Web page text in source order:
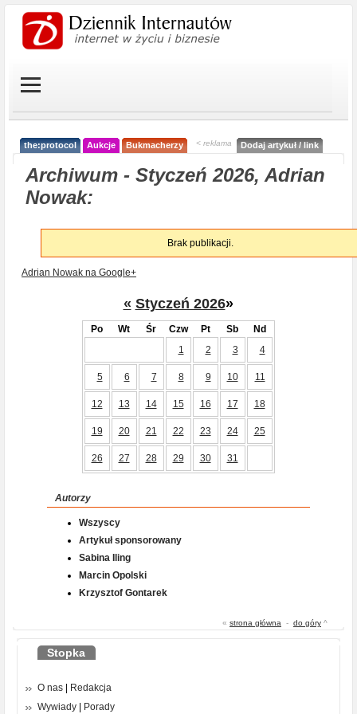
the:protocol Aukcje Bukmacherzy < reklama Dodaj artykuł / link
Archiwum - Styczeń 2026, Adrian
Nowak:
Brak publikacji.
Adrian Nowak na Google+
« Styczeń 2026»
Po Wt Śr Czw Pt Sb
Nd
1
2 3 4
5 6 7 8 9 10 11
12 13 14 15 16 17 18
19 20 21 22 23 24 25
26 27 28 29 30 31
Autorzy
Wszyscy
Artykuł sponsorowany
Sabina Iling
Marcin Opolski
Krzysztof Gontarek
« strona główna - do góry ^
Stopka
O nas
Redakcja
Wywiady
Porady